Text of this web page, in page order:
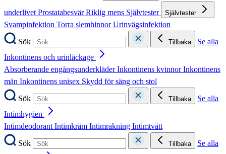
underlivetProstatabesvärRiklig mens Självtester Självtester
Svampinfektion Torra slemhinnorUrinvägsinfektion
Sök
Tillbaka
Se alla
Inkontinens och urinläckage
Absorberande engångsunderkläderInkontinens kvinnorInkontinens
män Inkontinens unisex Skydd för säng och stol
Sök
Tillbaka
Se alla
Intimhygien
IntimdeodorantIntimkräm Intimrakning Intimtvätt
Sök
Tillbaka
Se alla